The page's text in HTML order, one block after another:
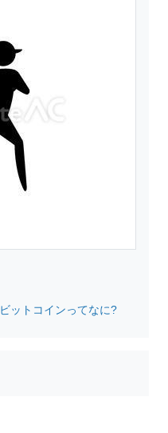
ビットコインってなに?